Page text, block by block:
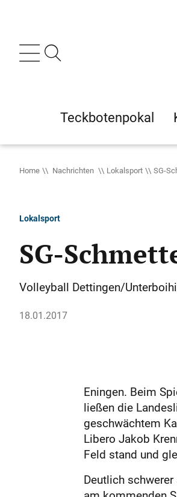
Teckbotenpokal
Home Nachrichten Lokalsport SG-
Lokalsport
SG-
Volleyball Dettingen/
18.01.2017
Eningen. Beim
ließen die
geschwächtem
Libero Jakob
Feld stand und
Deutlich